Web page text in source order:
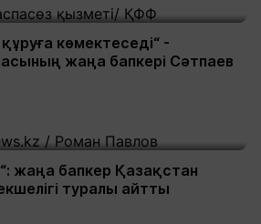
көмектеседі“ -
жаңа бапкері Сәтпаев
жаңа бапкер Қазақстан
туралы айтты